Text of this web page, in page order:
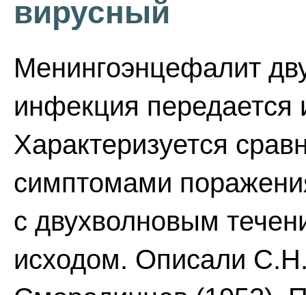
вирусный
Менингоэнцефалит
инфекция
Характеризуется
симптомами
с двухволновым
исходом. Описали